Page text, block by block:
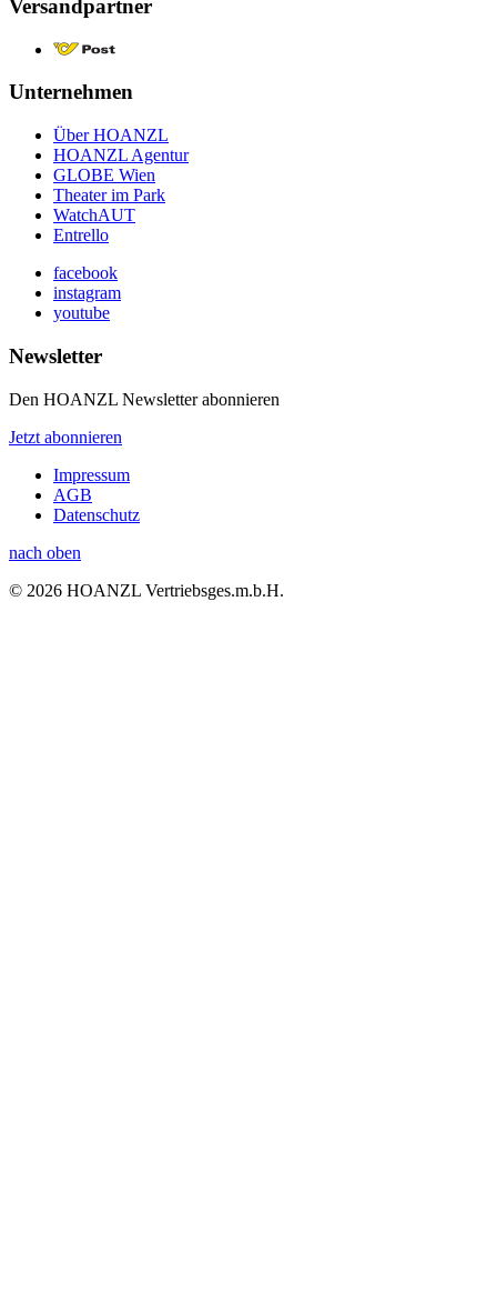
Versandpartner
Unternehmen
Über HOANZL
HOANZL Agentur
GLOBE Wien
Theater im Park
WatchAUT
Entrello
facebook
instagram
youtube
Newsletter
Den HOANZL Newsletter abonnieren
Jetzt abonnieren
Impressum
AGB
Datenschutz
nach oben
© 2026 HOANZL Vertriebsges.m.b.H.